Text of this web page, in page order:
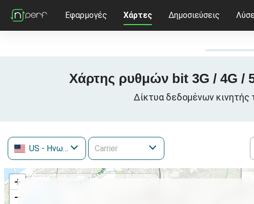
Εφαρμογές Χάρτες Δημοσιεύσεις
Χάρτης ρυθμών bit 3G / 4G /
Δίκτυα δεδομένων κινητής
US - Ηνωμένες Πολιτείες
+
−